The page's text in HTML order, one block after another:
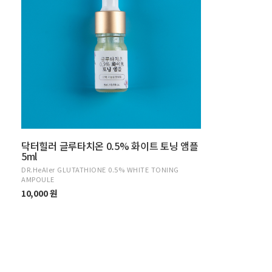
닥터힐러 글루타치온 0.5% 화이트 토닝 앰플
5ml
DR.HeAler GLUTATHIONE 0.5% WHITE TONING
AMPOULE
10,000 원